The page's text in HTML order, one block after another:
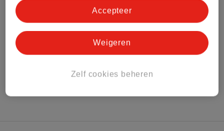
Bekijk ook
Alle Co-sleepers
Zelf cookies beheren
Weigeren
Accepteer